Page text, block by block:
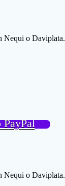
Nequi o Daviplata.
Nequi o Daviplata.